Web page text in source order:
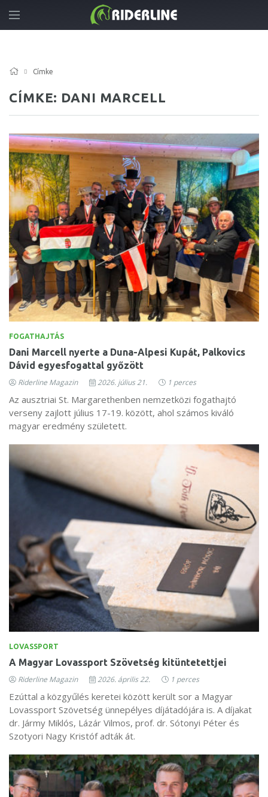
Címke
CÍMKE: DANI MARCELL
FOGATHAJTÁS
Dani Marcell nyerte a Duna-Alpesi Kupát, Palkovics
Dávid egyesfogattal győzött
Riderline Magazin 2026. július 21. 1 perces
Az ausztriai St. Margarethenben nemzetközi fogathajtó
verseny zajlott július 17-19. között, ahol számos kiváló
magyar eredmény született.
LOVASSPORT
A Magyar Lovassport Szövetség kitüntetettjei
Riderline Magazin 2026. április 22. 1 perces
Ezúttal a közgyűlés keretei között került sor a Magyar
Lovassport Szövetség ünnepélyes díjátadójára is. A díjakat
dr. Jármy Miklós, Lázár Vilmos, prof. dr. Sótonyi Péter és
Szotyori Nagy Kristóf adták át.